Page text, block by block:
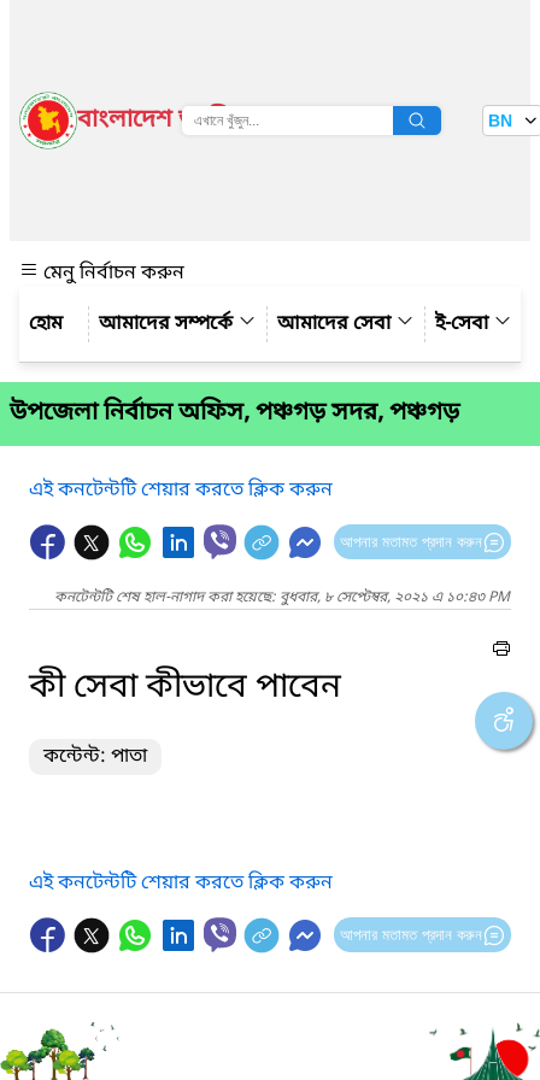
বাংলাদেশ জাতীয় তথ্য বাতায়ন BN
মেনু নির্বাচন করুন
আমাদের সম্পর্কে
আমাদের সেবা ই-সেবা
উপজেলা নির্বাচন অফিস, পঞ্চগড় সদর, পঞ্চগড়
এই কনটেন্টটি শেয়ার করতে ক্লিক করুন
আপনার মতামত প্রদান করুন
কনটেন্টটি শেষ হাল-নাগাদ করা হয়েছে: বুধবার, ৮ সেপ্টেম্বর, ২০২১ এ ১০:৪৩ PM
কী সেবা কীভাবে পাবেন
কন্টেন্ট: পাতা
এই কনটেন্টটি শেয়ার করতে ক্লিক করুন
আপনার মতামত প্রদান করুন